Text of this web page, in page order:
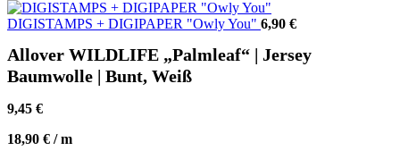
DIGISTAMPS + DIGIPAPER "Owly You" 6,90 €
Allover WILDLIFE „Palmleaf“ | Jersey
Baumwolle | Bunt, Weiß
9,45 €
18,90 € /m